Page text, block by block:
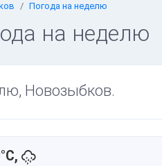
Погода на неделю
на неделю
Новозыбков.